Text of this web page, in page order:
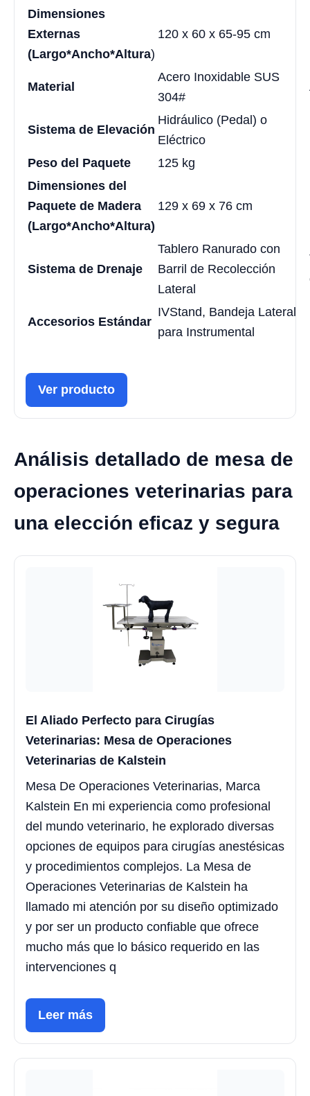
Dimensiones
Externas
(Largo*Ancho*Altura)
120 x 60 x 65-95 cm
Material
Acero Inoxidable SUS
304#
Sistema de Elevación
Hidráulico (Pedal) o
Eléctrico
Peso del Paquete
125 kg
Dimensiones del
Paquete de Madera
(Largo*Ancho*Altura)
129 x 69 x 76 cm
Sistema de Drenaje
Tablero Ranurado con
Barril de Recolección
Lateral
Accesorios Estándar
IVStand, Bandeja Lateral
para Instrumental
Ver producto
Análisis detallado de mesa de
operaciones veterinarias para
una elección eficaz y segura
El Aliado Perfecto para Cirugías
Veterinarias: Mesa de Operaciones
Veterinarias de Kalstein
Mesa De Operaciones Veterinarias, Marca
Kalstein En mi experiencia como profesional
del mundo veterinario, he explorado diversas
opciones de equipos para cirugías anestésicas
y procedimientos complejos. La Mesa de
Operaciones Veterinarias de Kalstein ha
llamado mi atención por su diseño optimizado
y por ser un producto confiable que ofrece
mucho más que lo básico requerido en las
intervenciones q
Leer más